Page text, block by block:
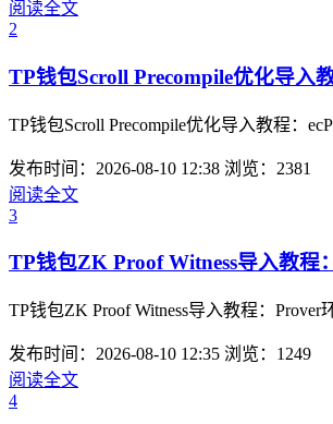
阅读全文
2
TP钱包Scroll Precompile优化导入
TP钱包Scroll Precompile优化导入教程：
发布时间：2026-08-10 12:38 浏览：2381
阅读全文
3
TP钱包ZK Proof Witness导入教程
TP钱包ZK Proof Witness导入教程：
发布时间：2026-08-10 12:35 浏览：1249
阅读全文
4